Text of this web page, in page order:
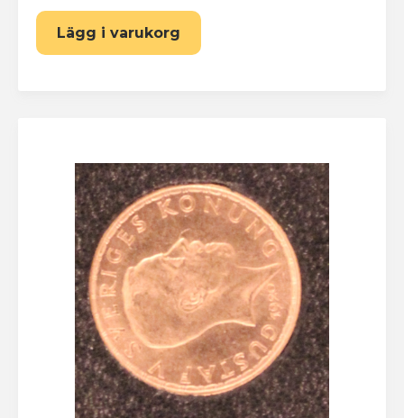
Jag accepterarEskilstuna Pantbanks
allmänna villkoroch hantering av
personuppgifter
Lägg i varukorg